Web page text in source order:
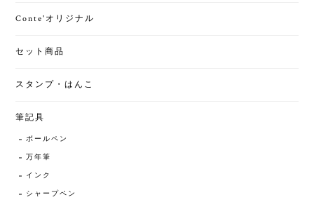
Conte'オリジナル
セット商品
スタンプ・はんこ
筆記具
ボールペン
万年筆
インク
シャープペン